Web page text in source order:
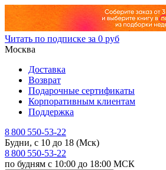
Читать по подписке за 0 руб
Москва
Доставка
Возврат
Подарочные сертификаты
Корпоративным клиентам
Поддержка
8 800 550-53-22
Будни, с 10 до 18 (Мск)
8 800 550-53-22
по будням с 10:00 до 18:00 МСК